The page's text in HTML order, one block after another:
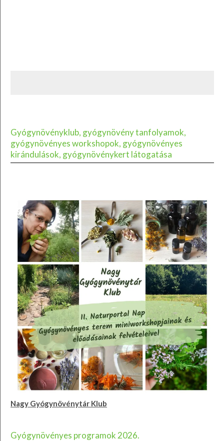
Gyógynövényklub, gyógynövény tanfolyamok,
gyógynövényes workshopok, gyógynövényes
kirándulások, gyógynövénykert látogatása
Nagy Gyógynövénytár Klub
Gyógynövényes programok 2026.